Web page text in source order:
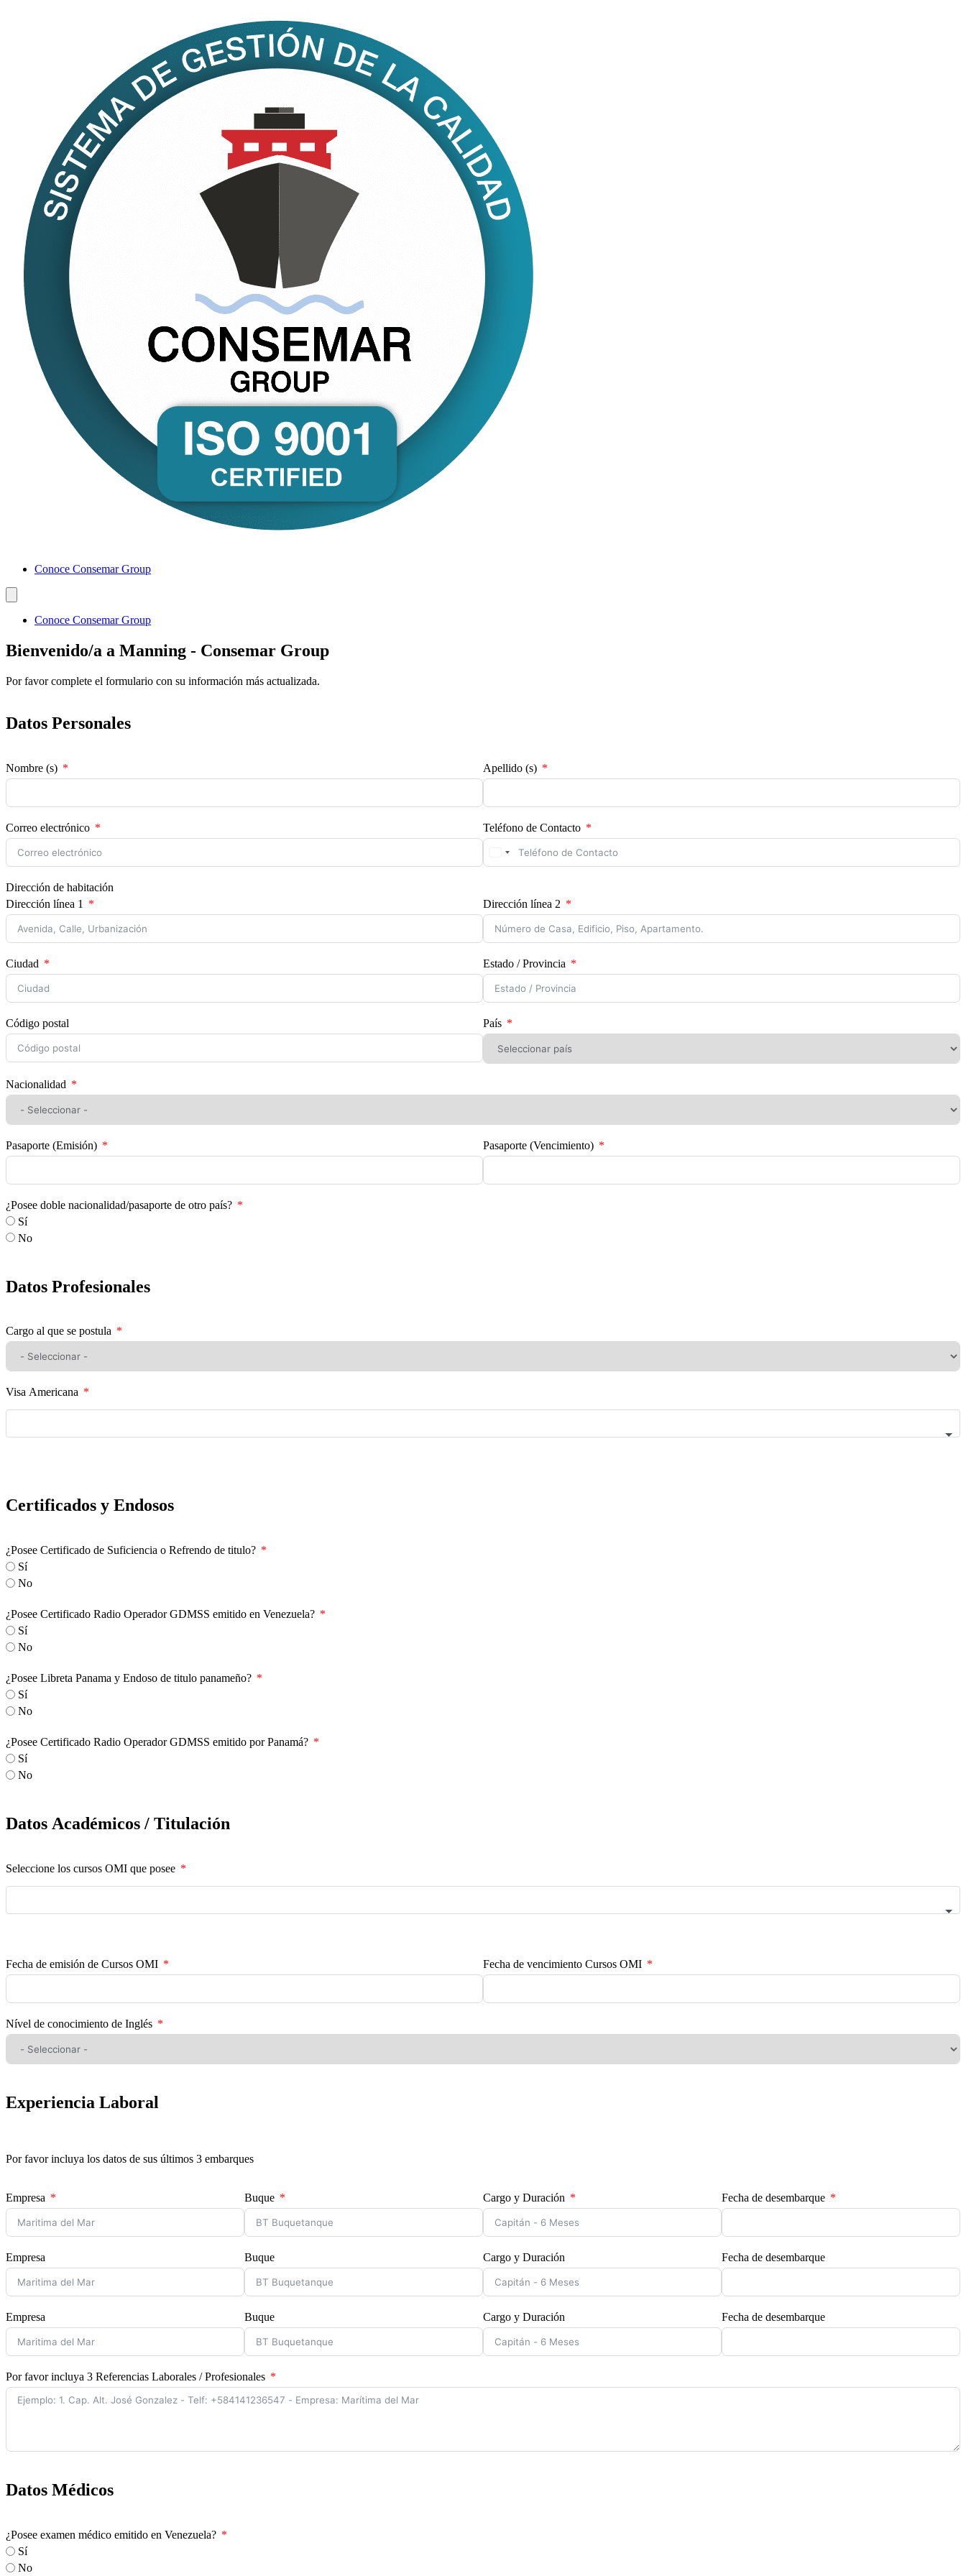
Conoce Consemar Group
Conoce Consemar Group
Bienvenido/a a Manning - Consemar Group
Por favor complete el formulario con su información más actualizada.
Datos Personales
Nombre (s) Apellido (s)
Correo electrónico Teléfono de Contacto
Dirección de habitación
Dirección línea 1
Dirección línea 2
Ciudad Estado / Provincia
Código postal País
Nacionalidad
Pasaporte (Emisión) Pasaporte (Vencimiento)
¿Posee doble nacionalidad/pasaporte de otro país?
Sí
No
Datos Profesionales
Cargo al que se postula
Visa Americana
Certificados y Endosos
¿Posee Certificado de Suficiencia o Refrendo de titulo?
Sí
No
¿Posee Certificado Radio Operador GDMSS emitido en Venezuela?
Sí
No
¿Posee Libreta Panama y Endoso de titulo panameño?
Sí
No
¿Posee Certificado Radio Operador GDMSS emitido por Panamá?
Sí
No
Datos Académicos / Titulación
Seleccione los cursos OMI que posee
Fecha de emisión de Cursos OMI Fecha de vencimiento Cursos OMI
Nível de conocimiento de Inglés
Experiencia Laboral
Por favor incluya los datos de sus últimos 3 embarques
Empresa Buque Cargo y Duración Fecha de desembarque
Empresa Buque Cargo y Duración Fecha de desembarque
Empresa Buque Cargo y Duración Fecha de desembarque
Por favor incluya 3 Referencias Laborales / Profesionales
Datos Médicos
¿Posee examen médico emitido en Venezuela?
Sí
No